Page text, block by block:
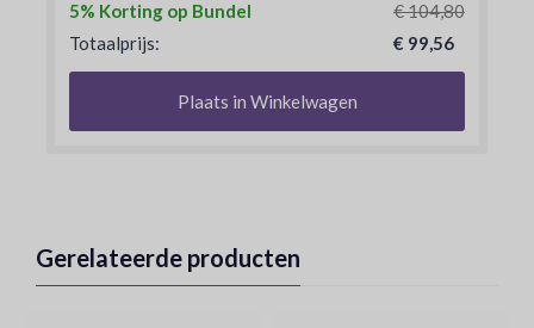
5% Korting op Bundel
Totaalprijs:
€ 104,80
€ 99,56
Plaats in Winkelwagen
Gerelateerde producten